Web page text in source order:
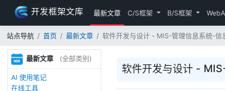
开发框架文库 最新文章 C/S框架 B/S框架
站点导航 首页 最新文章 软件开发与设计 - MIS-管理信息系统-信
最新文章 (全部类别)
AI 使用笔记
在线工具
软件开发与设计 -